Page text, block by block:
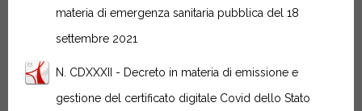
materia di emergenza sanitaria pubblica del 18
settembre 2021
N. CDXXXII - Decreto in materia di emissione e
gestione del certificato digitale Covid dello Stato